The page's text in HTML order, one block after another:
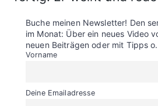
Buche meinen Newsletter! Den
im Monat: Über ein neues Video
neuen Beiträgen oder mit Tipps
Vorname
Deine Emailadresse